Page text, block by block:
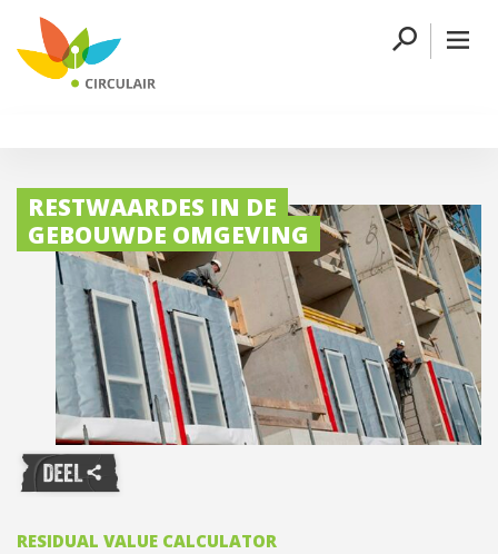
RESTWAARDES IN DE
GEBOUWDE OMGEVING
RESIDUAL VALUE CALCULATOR